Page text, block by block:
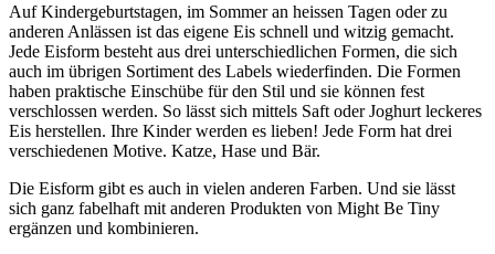
Auf Kindergeburtstagen, im Sommer an heissen Tagen oder zu
anderen Anlässen ist das eigene Eis schnell und witzig gemacht.
Jede Eisform besteht aus drei unterschiedlichen Formen, die sich
auch im übrigen Sortiment des Labels wiederfinden. Die Formen
haben praktische Einschübe für den Stil und sie können fest
verschlossen werden. So lässt sich mittels Saft oder Joghurt leckeres
Eis herstellen. Ihre Kinder werden es lieben! Jede Form hat drei
verschiedenen Motive. Katze, Hase und Bär.
Die Eisform gibt es auch in vielen anderen Farben. Und sie lässt
sich ganz fabelhaft mit anderen Produkten von Might Be Tiny
ergänzen und kombinieren.